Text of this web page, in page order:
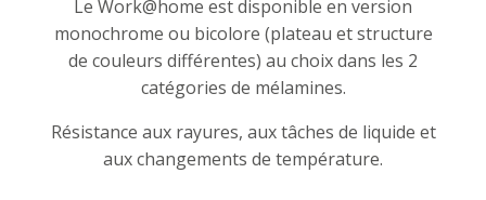
Le Work@home est disponible en version
monochrome ou bicolore (plateau et structure
de couleurs différentes) au choix dans les 2
catégories de mélamines.
Résistance aux rayures, aux tâches de liquide et
aux changements de température.